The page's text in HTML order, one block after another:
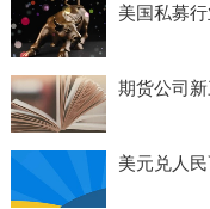
美国私募
期货公司
美元兑人